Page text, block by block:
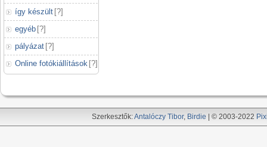
így készült [?]
egyéb [?]
pályázat [?]
Online fotókiállítások [?]
Szerkesztők:Antalóczy Tibor, Birdie | © 2003-2022